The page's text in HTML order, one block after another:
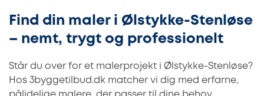
Find din maler i Ølstykke-Stenløse
– nemt, trygt og professionelt
Står du over for et malerprojekt i Ølstykke-Stenløse?
Hos 3byggetilbud.dk matcher vi dig med erfarne,